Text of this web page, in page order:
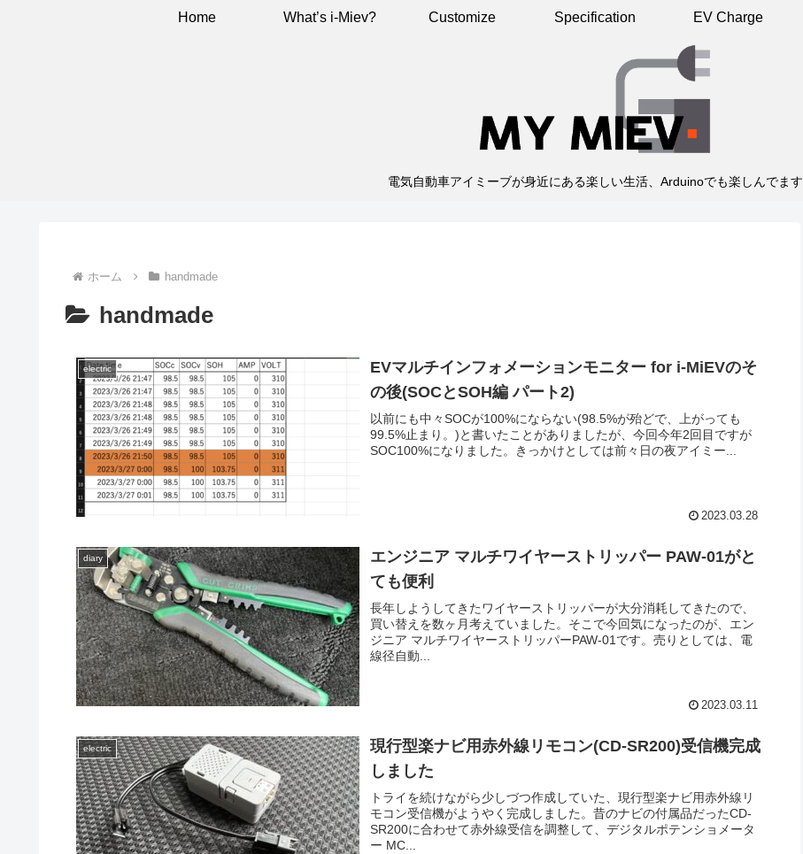
電気自動車アイミーブが身近にある楽しい生活、Arduinoでも楽しんでます
Home What’s i-Miev? Customize Specification EV Charge
ホーム handmade
handmade
electric
EVマルチインフォメーションモニター for i-MiEVのそ
の後(SOCとSOH編 パート2)
以前にも中々SOCが100%にならない(98.5%が殆どで、上がっても
99.5%止まり。)と書いたことがありましたが、今回今年2回目ですが
SOC100%になりました。きっかけとしては前々日の夜アイミー...
2023.03.28
diary
エンジニア マルチワイヤーストリッパー PAW-01がと
ても便利
長年しようしてきたワイヤーストリッパーが大分消耗してきたので、
買い替えを数ヶ月考えていました。そこで今回気になったのが、エン
ジニア マルチワイヤーストリッパーPAW-01です。売りとしては、電
線径自動...
2023.03.11
electric
現行型楽ナビ用赤外線リモコン(CD-SR200)受信機完成
しました
トライを続けながら少しづつ作成していた、現行型楽ナビ用赤外線リ
モコン受信機がようやく完成しました。昔のナビの付属品だったCD-
SR200に合わせて赤外線受信を調整して、デジタルポテンショメータ
ー MC...